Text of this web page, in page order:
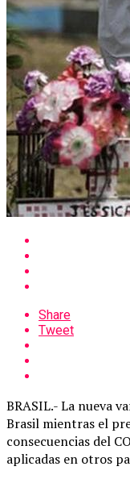
Share
Tweet
BRASIL.- La nueva
Brasil mientras el
consecuencias del
aplicadas en otros